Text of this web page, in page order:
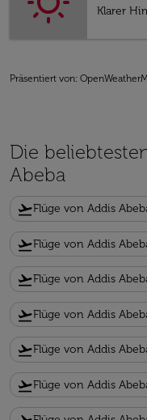
Klarer
Präsentiert von:
Die
Abeba
flight_takeoffFlüge von Addis
flight_takeoffFlüge von Addis
flight_takeoffFlüge von Addis
flight_takeoffFlüge von Addis
flight_takeoffFlüge von Addis
flight_takeoffFlüge von Addis